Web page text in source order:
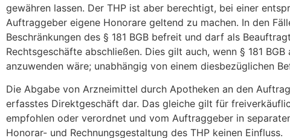
gewähren lassen. Der THP ist aber berechtigt, bei einer
Auftraggeber eigene Honorare geltend zu machen. In den
Beschränkungen des § 181 BGB befreit und darf als
Rechtsgeschäfte abschließen. Dies gilt auch, wenn § 181
anzuwenden wäre; unabhängig von einem diesbezüglichen
Die Abgabe von Arzneimittel durch Apotheken an den
erfasstes Direktgeschäft dar. Das gleiche gilt für
empfohlen oder verordnet und vom Auftraggeber in
Honorar- und Rechnungsgestaltung des THP keinen Einfluss.